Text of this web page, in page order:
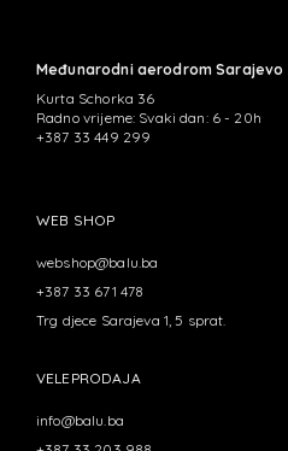
Međunarodni aerodrom Sarajevo
Kurta Schorka 36
Radno vrijeme: Svaki dan: 6 - 20h
+387 33 449 299
WEB SHOP
webshop@balu.ba
+387 33 671 478
Trg djece Sarajeva 1, 5 sprat.
VELEPRODAJA
info@balu.ba